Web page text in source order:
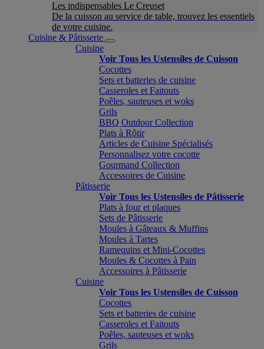
Les indispensables Le Creuset
De la cuisson au service de table, trouvez les essentiels
de votre cuisine.
Cuisine & Pâtisserie
Cuisine
Voir Tous les Ustensiles de Cuisson
Cocottes
Sets et batteries de cuisine
Casseroles et Faitouts
Poêles, sauteuses et woks
Grils
BBQ Outdoor Collection
Plats à Rôtir
Articles de Cuisine Spécialisés
Personnalisez votre cocotte
Gourmand Collection
Accessoires de Cuisine
Pâtisserie
Voir Tous les Ustensiles de Pâtisserie
Plats à four et plaques
Sets de Pâtisserie
Moules à Gâteaux & Muffins
Moules à Tartes
Ramequins et Mini-Cocottes
Moules & Cocottes à Pain
Accessoires à Pâtisserie
Cuisine
Voir Tous les Ustensiles de Cuisson
Cocottes
Sets et batteries de cuisine
Casseroles et Faitouts
Poêles, sauteuses et woks
Grils